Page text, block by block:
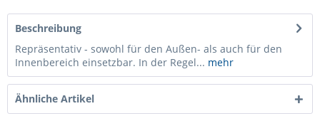
Beschreibung
Repräsentativ - sowohl für den Außen- als auch für den
Innenbereich einsetzbar. In der Regel... mehr
Ähnliche Artikel